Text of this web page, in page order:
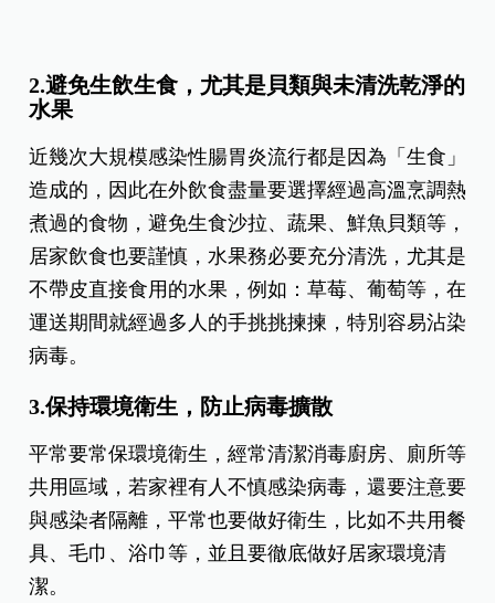
2.避免生飲生食，尤其是貝類與未清洗乾淨的
水果
近幾次大規模感染性腸胃炎流行都是因為「生食」
造成的，因此在外飲食盡量要選擇經過高溫烹調熱
煮過的食物，避免生食沙拉、蔬果、鮮魚貝類等，
居家飲食也要謹慎，水果務必要充分清洗，尤其是
不帶皮直接食用的水果，例如：草莓、葡萄等，在
運送期間就經過多人的手挑挑揀揀，特別容易沾染
病毒。
3.保持環境衛生，防止病毒擴散
平常要常保環境衛生，經常清潔消毒廚房、廁所等
共用區域，若家裡有人不慎感染病毒，還要注意要
與感染者隔離，平常也要做好衛生，比如不共用餐
具、毛巾、浴巾等，並且要徹底做好居家環境清
潔。